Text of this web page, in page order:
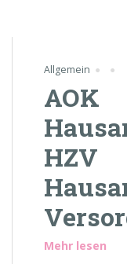
Allgemein
AOK
HZV
Mehr lesen